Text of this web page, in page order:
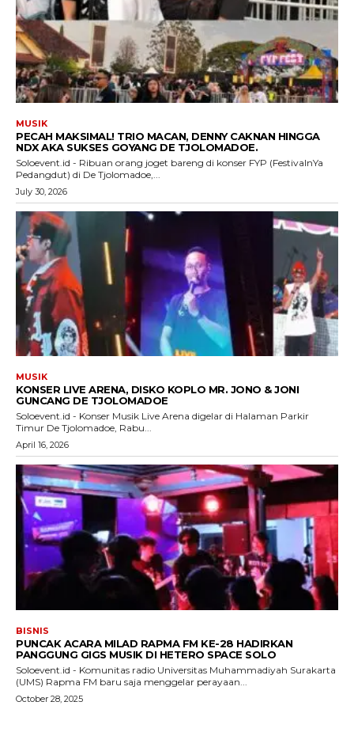
MUSIK
PECAH MAKSIMAL! TRIO MACAN, DENNY CAKNAN HINGGA
NDX AKA SUKSES GOYANG DE TJOLOMADOE.
Soloevent.id - Ribuan orang joget bareng di konser FYP (FestivalnYa
Pedangdut) di De Tjolomadoe,...
July 30, 2026
MUSIK
KONSER LIVE ARENA, DISKO KOPLO MR. JONO & JONI
GUNCANG DE TJOLOMADOE
Soloevent.id - Konser Musik Live Arena digelar di Halaman Parkir
Timur De Tjolomadoe, Rabu...
April 16, 2026
BISNIS
PUNCAK ACARA MILAD RAPMA FM KE-28 HADIRKAN
PANGGUNG GIGS MUSIK DI HETERO SPACE SOLO
Soloevent.id - Komunitas radio Universitas Muhammadiyah Surakarta
(UMS) Rapma FM baru saja menggelar perayaan...
October 28, 2025